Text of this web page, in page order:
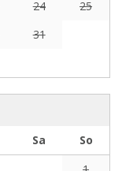
24
25
31
Sa
So